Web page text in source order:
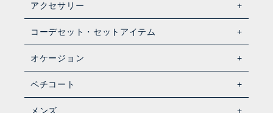
アクセサリー
コーデセット・セットアイテム
オケージョン
ペチコート
メンズ